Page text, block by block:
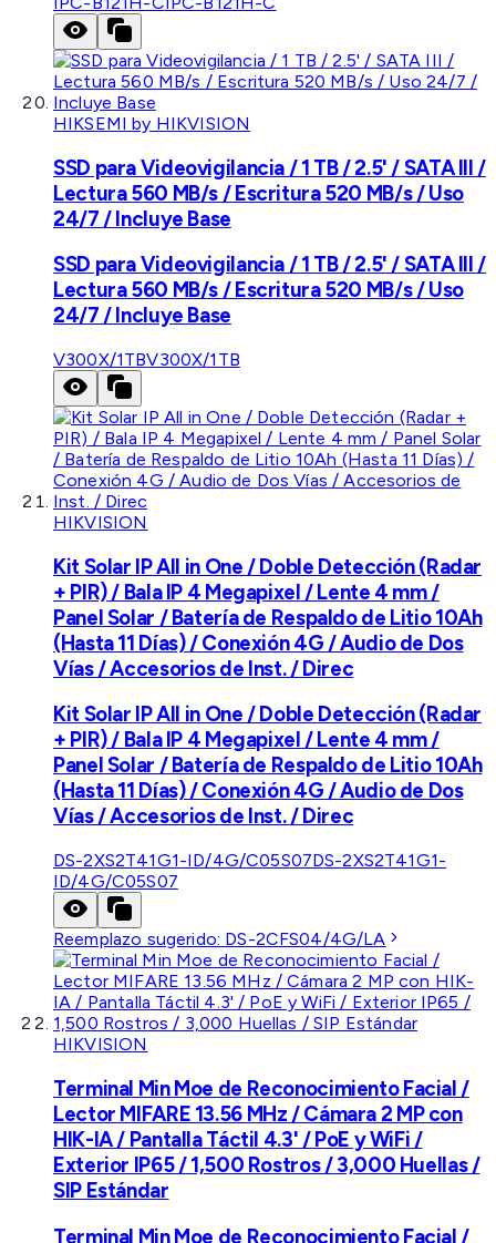
HIKSEMI by HIKVISION
SSD para Videovigilancia / 1 TB / 2.5' / SATA III /
Lectura 560 MB/s / Escritura 520 MB/s / Uso
24/7 / Incluye Base
SSD para Videovigilancia / 1 TB / 2.5' / SATA III /
Lectura 560 MB/s / Escritura 520 MB/s / Uso
24/7 / Incluye Base
V300X/1TBV300X/1TB
HIKVISION
Kit Solar IP All in One / Doble Detección (Radar
+ PIR) / Bala IP 4 Megapixel / Lente 4 mm /
Panel Solar / Batería de Respaldo de Litio 10Ah
(Hasta 11 Días) / Conexión 4G / Audio de Dos
Vías / Accesorios de Inst. / Direc
Kit Solar IP All in One / Doble Detección (Radar
+ PIR) / Bala IP 4 Megapixel / Lente 4 mm /
Panel Solar / Batería de Respaldo de Litio 10Ah
(Hasta 11 Días) / Conexión 4G / Audio de Dos
Vías / Accesorios de Inst. / Direc
DS-2XS2T41G1-ID/4G/C05S07DS-2XS2T41G1-
ID/4G/C05S07
Reemplazo sugerido: DS-2CFS04/4G/LA
HIKVISION
Terminal Min Moe de Reconocimiento Facial /
Lector MIFARE 13.56 MHz / Cámara 2 MP con
HIK-IA / Pantalla Táctil 4.3' / PoE y WiFi /
Exterior IP65 / 1,500 Rostros / 3,000 Huellas /
SIP Estándar
Terminal Min Moe de Reconocimiento Facial /